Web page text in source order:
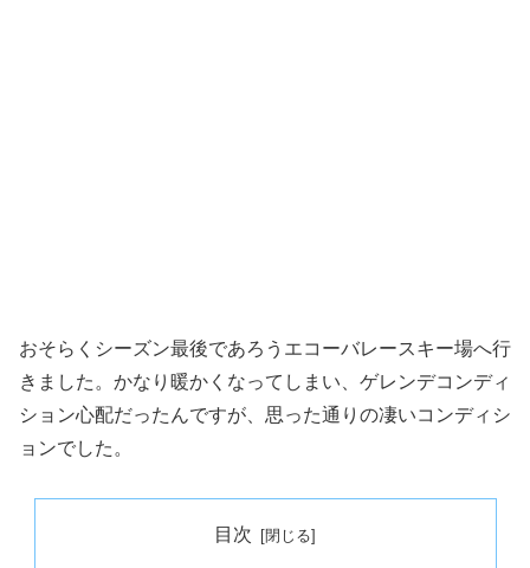
おそらくシーズン最後であろうエコーバレースキー場へ行
きました。かなり暖かくなってしまい、ゲレンデコンディ
ション心配だったんですが、思った通りの凄いコンディシ
ョンでした。
目次